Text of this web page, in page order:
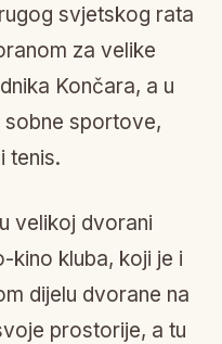
svjetskog rata
za velike
Končara, a u
sobne sportove,
tenis.
velikoj dvorani
kluba, koji je i
dijelu dvorane na
prostorije, a tu